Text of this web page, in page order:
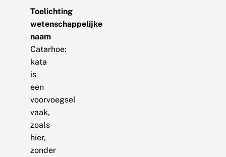
Toelichting
wetenschappelijke
naam
Catarhoe:
kata
is
een
voorvoegsel
vaak,
zoals
hier,
zonder